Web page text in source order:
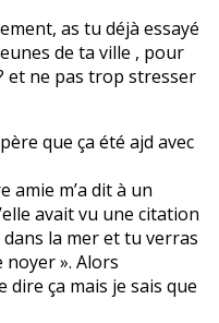
as tu déjà essayé
de ta ville , pour
et ne pas trop stresser
que ça été ajd avec
amie m’a dit à un
avait vu une citation
la mer et tu verras
». Alors
dire ça mais je sais que